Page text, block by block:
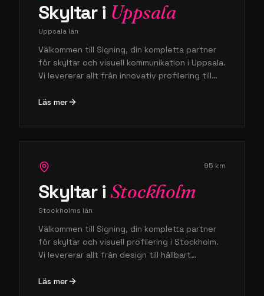
Skyltar i Uppsala
Uppsala län
Välkommen till Signing, din kompletta partner
för skyltar och visuell kommunikation i Uppsala.
Vi levererar allt från innovativ profilering till
att ditt varumärke verkligen tar plats i
fasadskyltar eller snygg dekor hjälper vi ditt
företag i Uppsala att synas med både kvalitet
Läs mer
95 km
Skyltar i Stockholm
Stockholms län
Välkommen till Signing, din kompletta partner
för skyltar och visuell profilering i Stockholm.
Vi levererar allt från design till hållbart
bästa sätt i huvudstaden. Med vår expertis
Läs mer